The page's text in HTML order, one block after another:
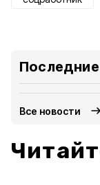
Все новости